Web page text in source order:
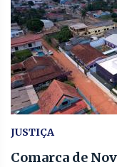
JUSTIÇA
Comarca de